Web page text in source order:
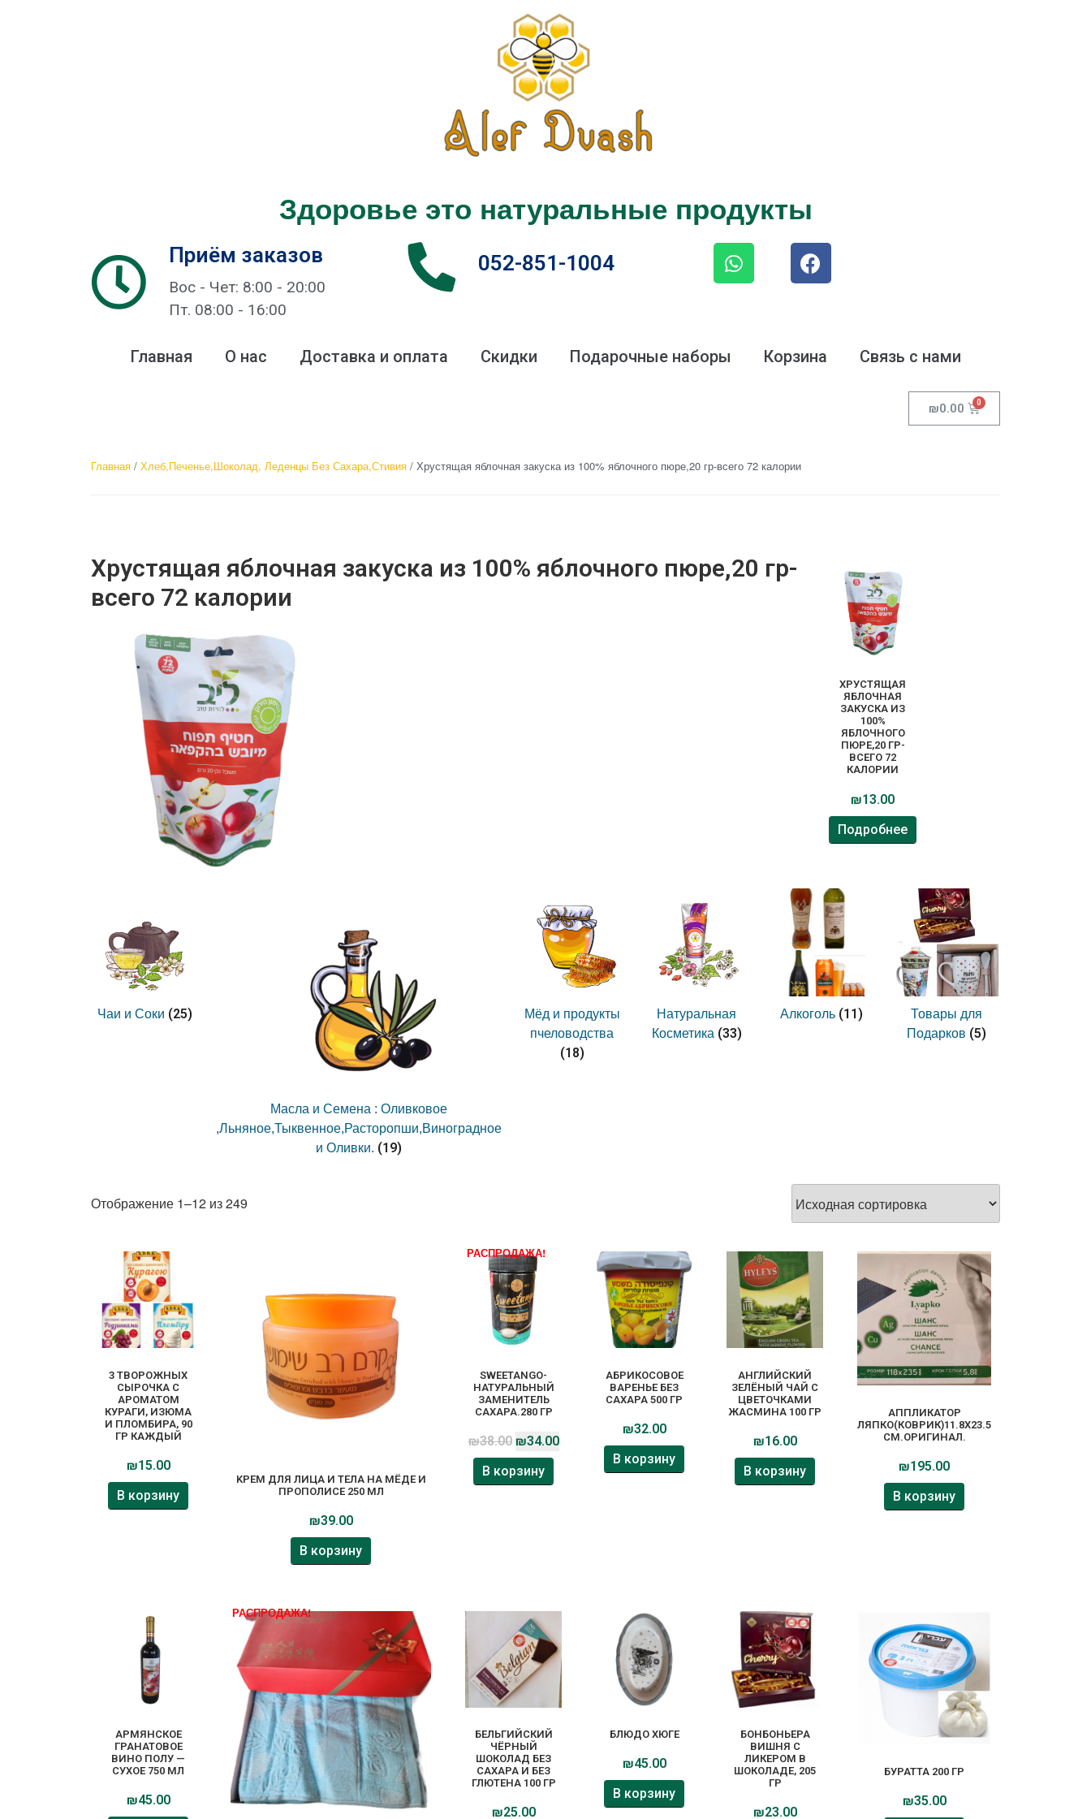
Здоровье это натуральные продукты
Приём заказов
Вос - Чет: 8:00 - 20:00
Пт. 08:00 - 16:00
052-851-1004
Главная О нас Доставка и оплата Скидки Подарочные наборы Корзина Связь с нами
₪0.00
Главная / Хлеб,Печенье,Шоколад, Леденцы Без Сахара,Стивия / Хрустящая яблочная закуска из 100% яблочного пюре,20 гр-всего 72 калории
Хрустящая яблочная закуска из 100% яблочного пюре,20 гр-
всего 72 калории
ХРУСТЯЩАЯ
ЯБЛОЧНАЯ
ЗАКУСКА ИЗ
100%
ЯБЛОЧНОГО
ПЮРЕ,20 ГР-
ВСЕГО 72
КАЛОРИИ
₪13.00
Подробнее
Чаи и Соки (25)
Масла и Семена : Оливковое
,Льняное,Тыквенное,Расторопши,Виноградное
и Оливки. (19)
Мёд и продукты
пчеловодства
(18)
Натуральная
Косметика (33)
Алкоголь (11)
Товары для
Подарков (5)
Отображение 1–12 из 249
3 ТВОРОЖНЫХ
СЫРОЧКА С
АРОМАТОМ
КУРАГИ, ИЗЮМА
И ПЛОМБИРА, 90
ГР КАЖДЫЙ
₪15.00
В корзину
KРЕМ ДЛЯ ЛИЦА И ТЕЛА НА МЁДЕ И
ПРОПОЛИСЕ 250 МЛ
₪39.00
В корзину
РАСПРОДАЖА!
SWEETANGO-
НАТУРАЛЬНЫЙ
ЗАМЕНИТЕЛЬ
САХАРА.280 ГР
₪38.00 ₪34.00
В корзину
АБРИКОСОВОЕ
ВАРЕНЬЕ БЕЗ
САХАРА 500 ГР
₪32.00
В корзину
АНГЛИЙСКИЙ
ЗЕЛЁНЫЙ ЧАЙ С
ЦВЕТОЧКАМИ
ЖАСМИНА 100 ГР
₪16.00
В корзину
АППЛИКАТОР
ЛЯПКО(КОВРИК)11.8Х23.5
СМ.ОРИГИНАЛ.
₪195.00
В корзину
АРМЯНСКОЕ
ГРАНАТОВОЕ
ВИНО ПОЛУ —
СУХОЕ 750 МЛ
₪45.00
РАСПРОДАЖА!
БЕЛЬГИЙСКИЙ
ЧЁРНЫЙ
ШОКОЛАД БЕЗ
САХАРА И БЕЗ
ГЛЮТЕНА 100 ГР
₪25.00
БЛЮДО ХЮГЕ
₪45.00
В корзину
БОНБОНЬЕРА
ВИШНЯ С
ЛИКЕРОМ В
ШОКОЛАДЕ, 205
ГР
₪23.00
БУРАТТА 200 ГР
₪35.00